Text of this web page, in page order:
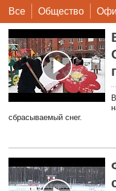
Все Общество
сбрасываемый снег.